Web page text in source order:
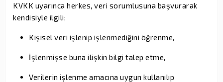
KVKK uyarınca herkes, veri sorumlusuna başvurarak
kendisiyle ilgili;
Kişisel veri işlenip işlenmediğini öğrenme,
İşlenmişse buna ilişkin bilgi talep etme,
Verilerin işlenme amacına uygun kullanılıp